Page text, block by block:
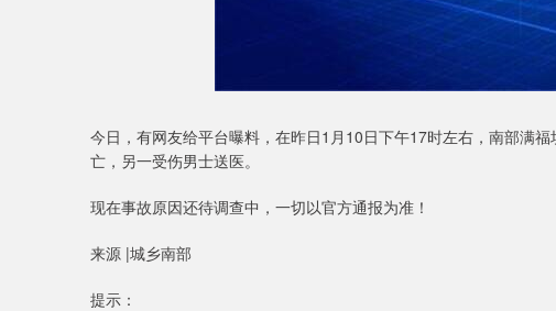
今日，有网友给平台曝料，在昨日1月10日下午17时左右，南部满
亡，另一受伤男士送医。
现在事故原因还待调查中，一切以官方通报为准！
来源 |城乡南部
提示：